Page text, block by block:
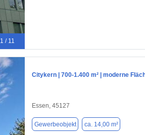
1 / 11
Citykern | 700-1.400 m² | moderne
Essen, 45127
Gewerbeobjekt ca. 14,00 m²